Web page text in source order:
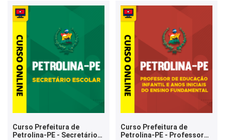
Curso Prefeitura de
Petrolina-PE - Secretário
Curso Prefeitura de
Petrolina-PE - Professor